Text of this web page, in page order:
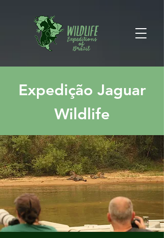
Expedição Jaguar
Wildlife